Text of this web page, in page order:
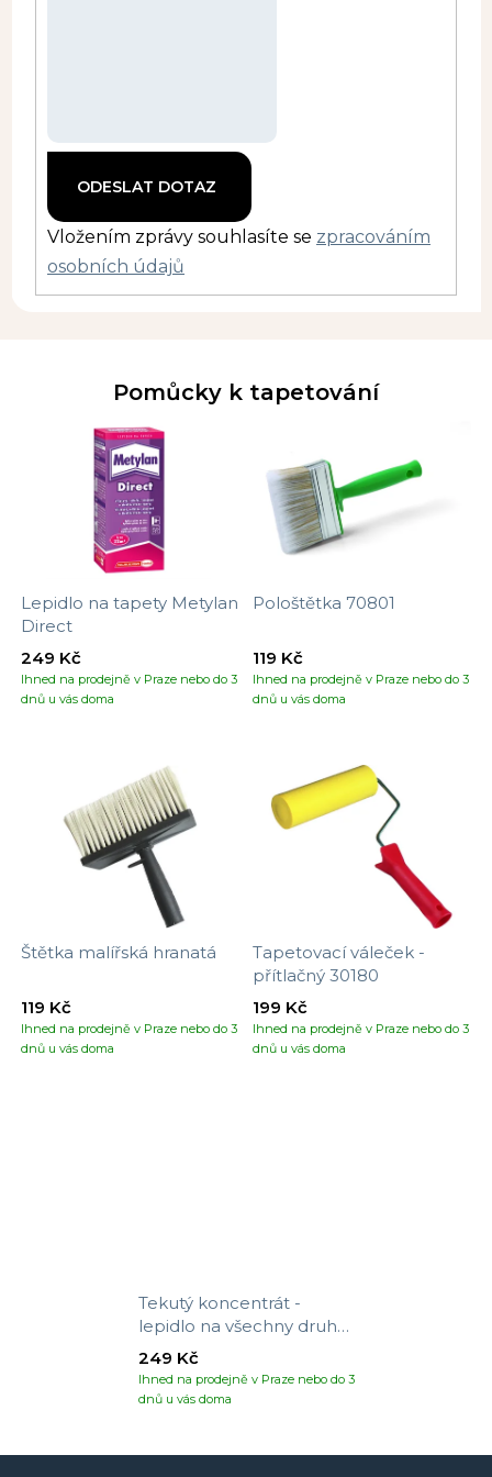
Vložením zprávy souhlasíte se zpracováním
osobních údajů
Pomůcky k tapetování
Lepidlo na tapety Metylan
Direct
Ihned na prodejně v Praze nebo do 3
dnů u vás doma
249 Kč
Pološtětka 70801
Ihned na prodejně v Praze nebo do 3
dnů u vás doma
119 Kč
Štětka malířská hranatá
Ihned na prodejně v Praze nebo do 3
dnů u vás doma
119 Kč
Tapetovací váleček -
přítlačný 30180
Ihned na prodejně v Praze nebo do 3
dnů u vás doma
199 Kč
Tekutý koncentrát -
lepidlo na všechny druhy
tapet
Ihned na prodejně v Praze nebo do 3
dnů u vás doma
249 Kč